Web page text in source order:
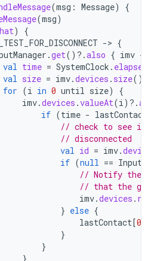
(msg : Message)
{
(msg)
)
{
-> {
.get() ?.also { imv -
val time = SystemClock .
val size = imv.devices . size()
for (i in 0 until size)
{
imv.devices .valueAt(i) ?.
if (time - lastContact
// check to see if
// disconnected
val id = imv.
if (null ==
// Notify the
// that the
imv.devices .
} else {
lastContact[0
}
}
}